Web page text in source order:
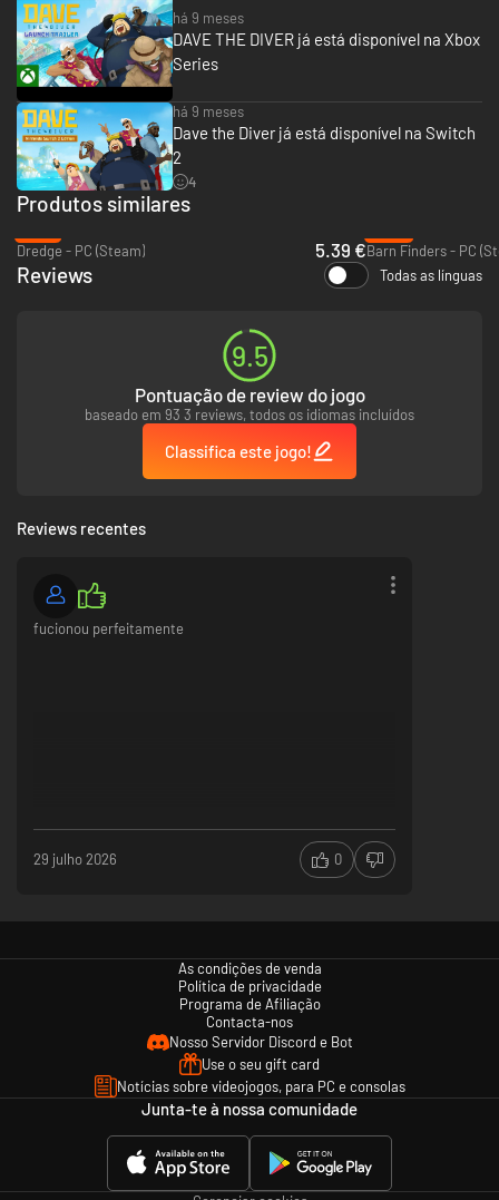
Mergulhe na metamorfose ambulante do Poço Azul e capture peixes e
várias criaturas usando arpões e outras armas. Aprimore e forje
equipamentos com os recursos coletados, financiado pelos lucros do
restaurante de sushi e se prepare para os perigos espreitando no
desconhecido.
Ficar sem oxigênio significa deixar os peixes e os itens coletados para
trás!
・Personagens excêntricos com uma narrativa leve
Personagens amáveis, porém peculiares, te esperam em uma história
A combinação entre pixels e gráficos 3D oferece um visual
impressionante que retrata um cenário marinho de tirar o fôlego.
aventura oceânica se passa no ambiente marinho real de um Poço Azul
povoado por mais de 200 criaturas marítimas.
há 9 meses
DAVE THE DIVER já está disponível na Xbox
Series
há 9 meses
Dave the Diver já está disponível na Switch
2
4
Produtos similares
Dredge - PC (Steam)
5.39 €Barn Finders - PC
Reviews Todas as línguas
9.5
Pontuação de review do jogo
baseado em 93 3 reviews, todos os idiomas incluídos
Classifica este jogo!
Reviews recentes
fucionou perfeitamente
29 julho 2026 0
As condições de venda
Política de privacidade
Programa de Afiliação
Contacta-nos
Nosso Servidor Discord e Bot
Use o seu gift card
Notícias sobre videojogos, para PC e consolas
Junta-te à nossa comunidade